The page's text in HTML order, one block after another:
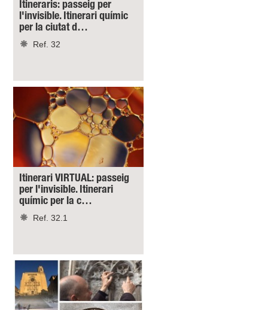
Itineraris: passeig per
l'invisible. Itinerari químic
per la ciutat d…
Ref. 32
Itinerari VIRTUAL: passeig
per l'invisible. Itinerari
químic per la c…
Ref. 32.1